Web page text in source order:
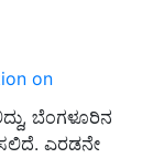
on
ಬೆಂಗಳೂರಿನ
ಎರಡನೇ